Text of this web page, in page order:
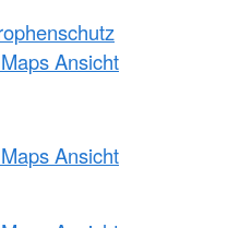
Ansicht
Ansicht